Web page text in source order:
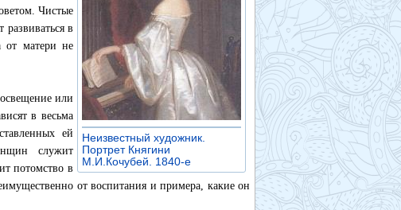
Неизвестный художник.
Портрет Княгини
М.И.Кочубей. 1840-е
Чистые
в
от матери не
или
в весьма
ей
служит
потомство в
от воспитания и примера, какие он